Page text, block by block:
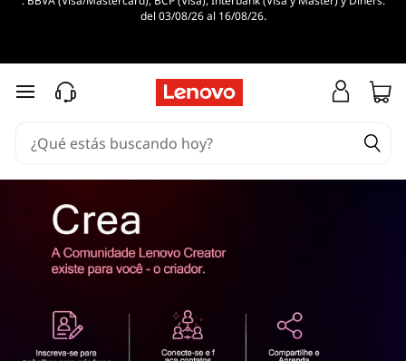
del 03/08/26 al 16/08/26.
Ir al contenido principal